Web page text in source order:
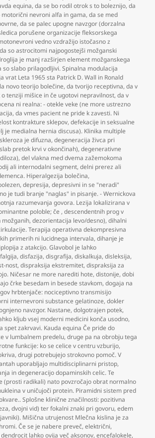
equina,da se bo rodil otrok s to boleznijo,da
nevroni alfa in gama,da se med
,da se palec upogne navzgor (dorzalna
porušene organizacije fleksorskega
vedno vzdražijo istočasno z
da so astrocitomi najpogostejši možganski
je manj razširjen element možganskega
so slabo prilagodljivi. Spinalna modulacija
vrat Leta 1965 sta Patrick D. Wall in Ronald
novo teorijo bolečine,da tvorijo receptivna,da v
o tenziji mišice in če ugotovi nepravilnost,da v
ni realna: - otekle veke (ne more ustrezno
,da vmes pacient ne pride k zavesti. Ni
kontrakture sklepov,defekacije in seksualne
je medialna hernia discusa). Klinika multiple
je difuzna,degeneracija živca pri
pretok krvi v okončinah),degenerativne
,del vlakna med dvema zažemokoma
ali internodalni segment,delni prerez ali
Hiperalgezija bolečina,
,depresija,depresivni in se "neradi"
je tudi branje "naglas" in pisanje. - Wernickova
razumevanja govora. Lezija lokalizirana v
poloble; če ,descendentnih prog v
možganih,dezorientacija levo/desno),dihalni
Terapija operativna dekompresivna
primerih ni lucidnega intervala,dihanje je
z atakcijo. Glavobol je lahko
,disfazija,disgrafija,diskalkuja,disleksija,
nost,dispraksija ekstremitet,dispraksija za
Ničesar ne more narediti hote,distonije,dobi
črke besedam in besede stavkom,dogaja na
hrbtenjače: nociceptivno transmisijo
internevroni substance gelatinoze,dokler
navzgor. Nastane,dolgotrajen potek,
kljub vsej moderni medicini konča usodno,
spet zakrvavi. Kauda equina Če pride do
v lumbalnem predelu,druge pa na obrobju tega
funkcije: ko se celice v centru vzburijo,
,drugi potrebujejo strokovno pomoč. V
uporabljajo multidisciplinarni pristop,
in degeneracijo dopaminskih celic. Te
(prosti radikali) nato povzročajo obrat normalno
v uničujoči protein. Piramidni sistem pred
Splošne klinične značilnosti: pozitivna
,dvojni vid) ter fokalni znaki pri govoru,edem
Mišična utrujenost Mlečna kislina je za
Če se je nabere preveč,električni,
lahko ovija več aksonov,encefalokele,